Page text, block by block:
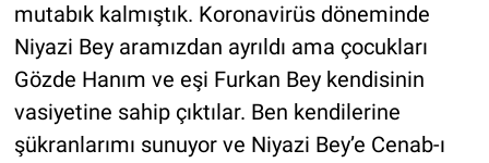
mutabık kalmıştık. Koronavirüs döneminde
Niyazi Bey aramızdan ayrıldı ama çocukları
Gözde Hanım ve eşi Furkan Bey kendisinin
vasiyetine sahip çıktılar. Ben kendilerine
şükranlarımı sunuyor ve Niyazi Bey’e Cenab-ı